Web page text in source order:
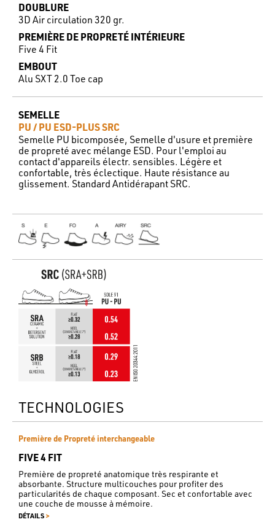
DOUBLURE
3D Air circulation 320 gr.
PREMIÈRE DE PROPRETÉ INTÉRIEURE
Five 4 Fit
EMBOUT
Alu SXT 2.0 Toe cap
SEMELLE
PU / PU ESD-PLUS SRC
Semelle PU bicomposée, Semelle d'usure et première
de propreté avec mélange ESD. Pour l'emploi au
contact d'appareils électr. sensibles. Légère et
confortable, très éclectique. Haute résistance au
glissement. Standard Antidérapant SRC.
TECHNOLOGIES
Première de Propreté interchangeable
FIVE 4 FIT
Première de propreté anatomique très respirante et
absorbante. Structure multicouches pour profiter des
particularités de chaque composant. Sec et confortable avec
une couche de mousse à mémoire.
DÉTAILS >